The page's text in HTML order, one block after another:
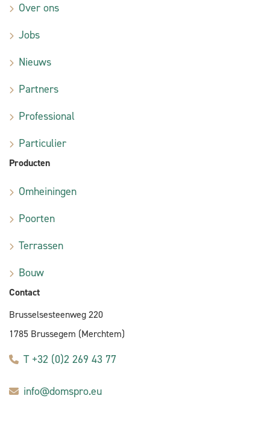
Over ons
Jobs
Nieuws
Partners
Professional
Particulier
Producten
Omheiningen
Poorten
Terrassen
Bouw
Contact
Brusselsesteenweg 220
1785 Brussegem (Merchtem)
T +32 (0)2 269 43 77
info@domspro.eu